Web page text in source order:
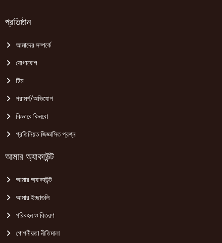
প্রতিষ্ঠান
আমাদের সম্পর্কে
যোগাযোগ
টিম
পরামর্শ/অভিযোগ
কিভাবে কিনবো
প্রতিনিয়ত জিজ্ঞাসিত প্রশ্ন
আমার অ্যাকাউন্ট
আমার অ্যাকাউন্ট
আমার ইচ্ছাগুলি
পরিবহন ও বিতরণ
গোপনীয়তা নীতিমালা